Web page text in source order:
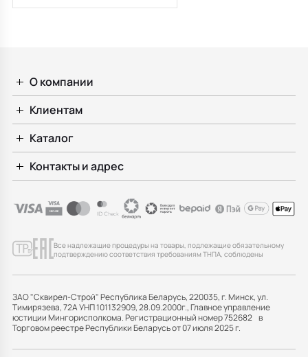
О компании
Клиентам
Каталог
Контакты и адрес
Все надлежащие процедуры на товары, подлежащие обязательному
подтверждению соответствия требованиям ТНПА, соблюдены
ЗАО "Сквирел-Строй" Республика Беларусь, 220035, г. Минск, ул.
Тимирязева, 72А УНП 101132909, 28.09.2000г., Главное управление
юстиции Мингорисполкома. Регистрационный номер 752682 в
Торговом реестре Республики Беларусь от 07 июля 2025 г.